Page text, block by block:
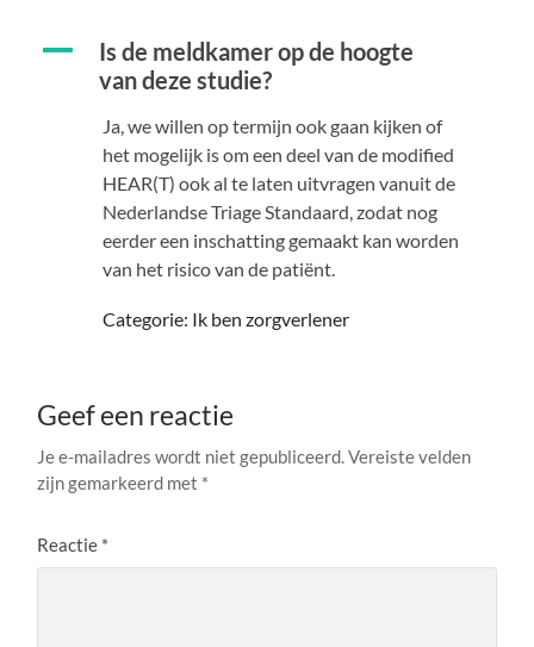
A
Is de meldkamer op de hoogte
van deze studie?
Ja, we willen op termijn ook gaan kijken of
het mogelijk is om een deel van de modified
HEAR(T) ook al te laten uitvragen vanuit de
Nederlandse Triage Standaard, zodat nog
eerder een inschatting gemaakt kan worden
van het risico van de patiënt.
Categorie: Ik ben zorgverlener
Geef een reactie
Je e-mailadres wordt niet gepubliceerd. Vereiste velden
zijn gemarkeerd met *
Reactie *